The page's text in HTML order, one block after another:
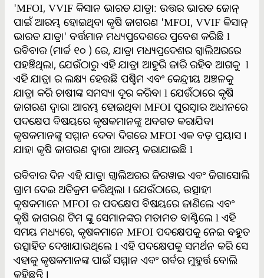
'MFOI, VVIF କିସାନ ଭାରତ ଯାତ୍ରା: ଉତ୍ତର ଭାରତ ଜୋନ୍
ପାଇଁ ଆରମ୍ଭ ହୋଇଥିବା କୃଷି ଜାଗରଣ 'MFOI, VVIF କିସାନ୍
ଭାରତ ଯାତ୍ରା' ବର୍ତ୍ତମାନ ମଧ୍ୟପ୍ରଦେଶରେ ପ୍ରବେଶ କରିଛି l
ରବିବାର (ମାର୍ଚ୍ଚ ୧୦ ) ରେ, ଯାତ୍ରା ମଧ୍ୟପ୍ରଦେଶର ଗ୍ୱାଲିଅରରେ
ପହଞ୍ଚିଥିଲା, ଯେଉଁଠାରୁ ଏହି ଯାତ୍ରା ଆହୁରି ଜାରି ରହିବ ଆଗକୁ l
ଏହି ଯାତ୍ରା ର ଲକ୍ଷ୍ୟ ହେଉଛି ପଶ୍ଚିମ ଏବଂ କେନ୍ଦ୍ରୀୟ ଅଞ୍ଚଳକୁ
ଯାତ୍ରା କରି ଚାଷୀଙ୍କ ସମସ୍ୟା ଦୂର କରିବା l ଯେଉଁଠାରେ କୃଷି
ଜାଗରଣ ଦ୍ୱାରା ଆରମ୍ଭ ହୋଇଥିବା MFOI ପୁରସ୍କାର ଅଧୀନରେ
ପଦକ୍ଷେପ ବିଷୟରେ କୃଷକମାନଙ୍କୁ ଅବଗତ କରାଯିବ।
କୃଷକମାନଙ୍କୁ ସମ୍ମାନ ଦେବା ଦିଗରେ MFOI ଏକ ବଡ଼ ପ୍ରୟାସ ।
ଯାହା କୃଷି ଜାଗରଣ ଦ୍ୱାରା ଆରମ୍ଭ କରାଯାଇଛି l
ରବିବାର ଦିନ ଏହି ଯାତ୍ରା ଗ୍ୱାଲିଅରର ଜିରୱାଇ ଏବଂ ଜିଗାସୋଲି
ଗ୍ରାମ ଦେଇ ଅତିକ୍ରମ କରିଥିଲା । ଯେଉଁଠାରେ, ଉତ୍ସାହୀ
କୃଷକମାନେ MFOI ର ପଦକ୍ଷେପ ବିଷୟରେ ଜାଣିଲେ ଏବଂ
କୃଷି ଜାଗରଣ ଟିମ ଙ୍କୁ ସେମାନଙ୍କର ମତାମତ ବାଣ୍ଟିଲେ l ଏହି
ସମୟ ମଧ୍ୟରେ, କୃଷକମାନେ MFOI ପଦକ୍ଷେପକୁ ନେଇ ବହୁତ
ଉତ୍ସାହିତ ଦେଖାଯାଉଥିଲେ l ଏହି ପଦକ୍ଷେପକୁ ସମର୍ଥନ କରି ସେ
ଏହାକୁ କୃଷକମାନଙ୍କ ପାଇଁ ସମ୍ମାନ ଏବଂ ଗର୍ବର ମୁହୂର୍ତ୍ତ ବୋଲି
କହିଛନ୍ତି ।